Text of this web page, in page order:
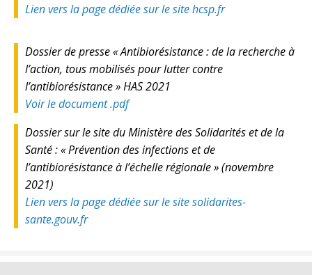
Lien vers la page dédiée sur le site hcsp.fr
Dossier de presse « Antibiorésistance : de la recherche à
l’action, tous mobilisés pour lutter contre
l’antibiorésistance » HAS 2021
Voir le document .pdf
Dossier sur le site du Ministère des Solidarités et de la
Santé : « Prévention des infections et de
l’antibiorésistance à l’échelle régionale » (novembre
2021)
Lien vers la page dédiée sur le site solidarites-
sante.gouv.fr